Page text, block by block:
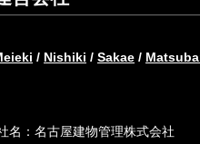
/ Nishiki / Sakae /
名：名古屋建物管理株式会社